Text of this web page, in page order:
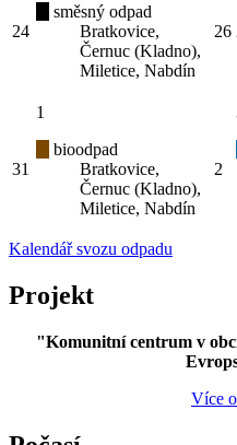
24
směsný odpad
Bratkovice,
Černuc (Kladno),
Miletice, Nabdín
26
31
1
bioodpad
Bratkovice,
Černuc (Kladno),
Miletice, Nabdín
2
Kalendář svozu odpadu
Projekt
"Komunitní centrum v
Více